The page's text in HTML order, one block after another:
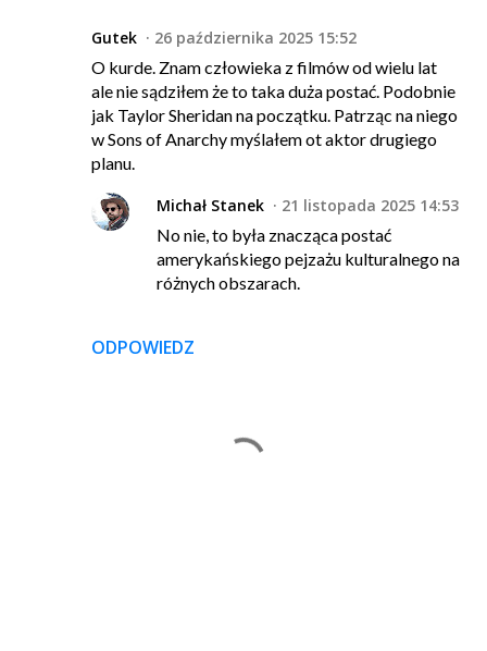
Gutek
26 października 2025 15:52
O kurde. Znam człowieka z filmów od wielu lat
ale nie sądziłem że to taka duża postać. Podobnie
jak Taylor Sheridan na początku. Patrząc na niego
w Sons of Anarchy myślałem ot aktor drugiego
planu.
ODPOWIEDZ
Michał Stanek
21 listopada 2025 14:53
No nie, to była znacząca postać
amerykańskiego pejzażu kulturalnego na
różnych obszarach.